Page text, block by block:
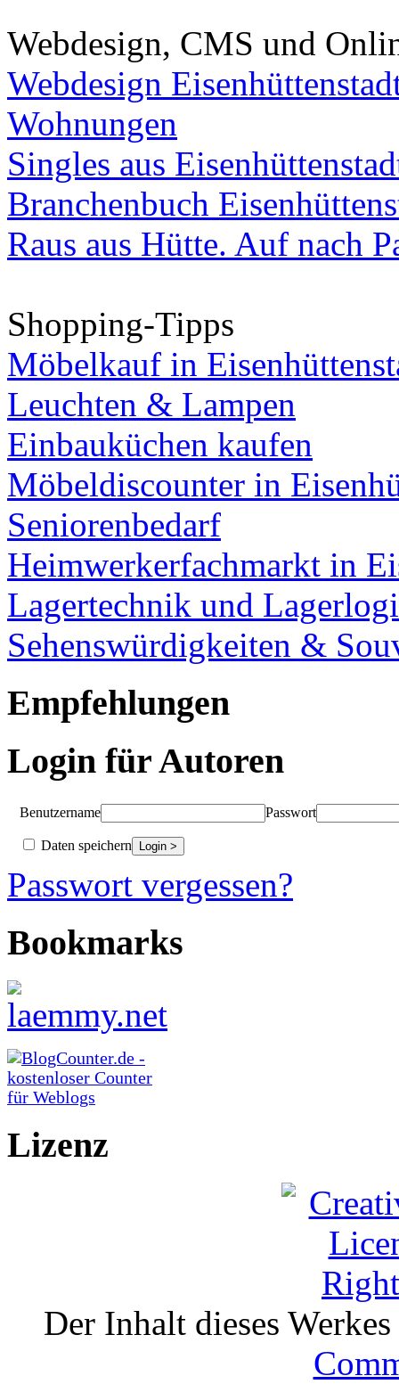
Webdesign, CMS und
Webdesign
Wohnungen
Singles aus
Branchenbuch
Raus aus Hütte. Auf nach
Shopping-Tipps
Möbelkauf in
Leuchten & Lampen
Einbauküchen kaufen
Möbeldiscounter in
Seniorenbedarf
Heimwerkerfachmarkt in
Lagertechnik und
Sehenswürdigkeiten &
Empfehlungen
Login für Autoren
Benutzername Passwort
Daten speichern
Passwort vergessen?
Bookmarks
Lizenz
Der Inhalt dieses